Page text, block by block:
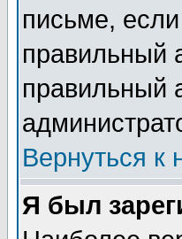
письме,
правильный
правильный
Вернуться к
Я был